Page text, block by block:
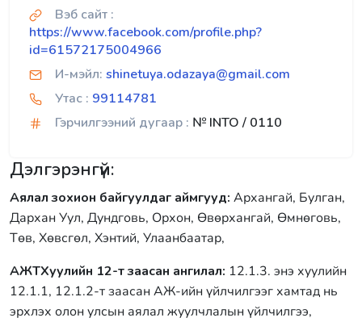
Вэб сайт :
https://www.facebook.com/profile.php?
id=61572175004966
И-мэйл: shinetuya.odazaya@gmail.com
Утас : 99114781
Гэрчилгээний дугаар : № INTO / 0110
Дэлгэрэнгүй:
Аялал зохион байгуулдаг аймгууд: Архангай, Булган,
Дархан Уул, Дундговь, Орхон, Өвөрхангай, Өмнөговь,
Төв, Хөвсгөл, Хэнтий, Улаанбаатар,
АЖТХуулийн 12-т заасан ангилал: 12.1.3. энэ хуулийн
12.1.1, 12.1.2-т заасан АЖ-ийн үйлчилгээг хамтад нь
эрхлэх олон улсын аялал жуулчлалын үйлчилгээ,